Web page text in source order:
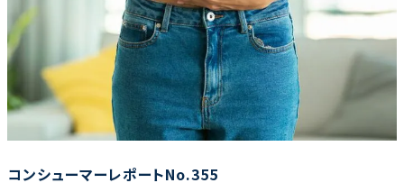
カテゴリで選ぶ
調査の種類で選ぶ
コンシューマーレポートNo.355